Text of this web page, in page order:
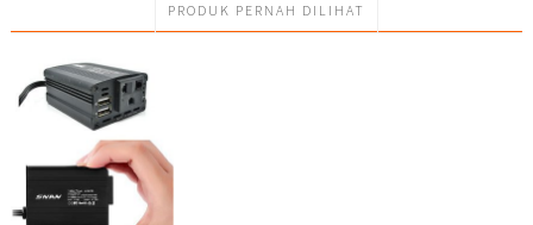
PRODUK PERNAH DILIHAT